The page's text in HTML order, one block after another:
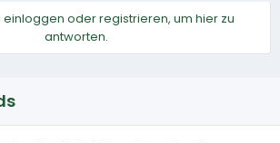
einloggen oder registrieren, um hier zu
antworten.